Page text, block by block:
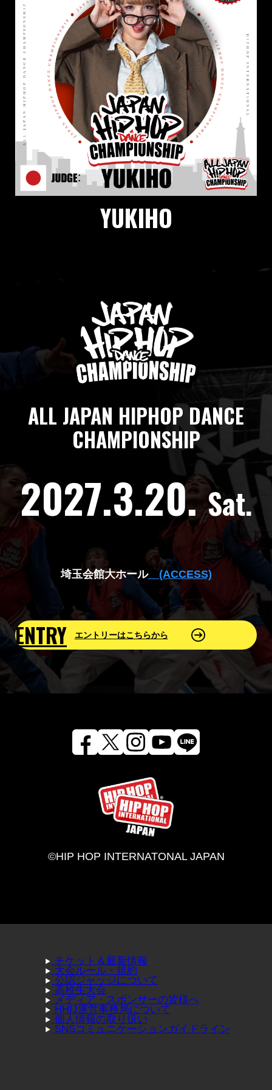
YUKIHO
ALL JAPAN HIPHOP DANCE
CHAMPIONSHIP
2027.3.20.Sat.
埼玉会館大ホール(ACCESS)
ENTRY エントリーはこちらから
©HIP HOP INTERNATONAL JAPAN
チケット＆最新情報
大会ルール・規約
公認ジャッジについて
高校生大会
メディア・スポンサーの皆様へ
HHIJ運営事務局について
個人情報の取り扱い
SNSコミュニケーションガイドライン